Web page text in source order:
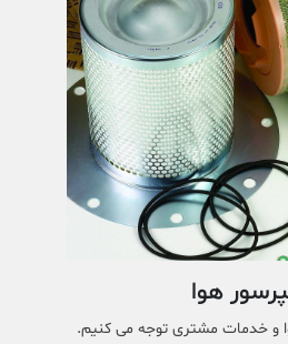
هوا
و خدمات مشتری توجه می کنیم.